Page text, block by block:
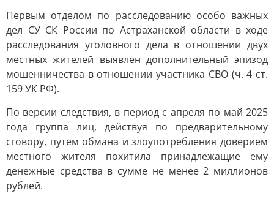
Первым отделом по расследованию особо важных
дел СУ СК России по Астраханской области в ходе
расследования уголовного дела в отношении двух
местных жителей выявлен дополнительный эпизод
мошенничества в отношении участника СВО (ч. 4 ст.
159 УК РФ).
По версии следствия, в период с апреля по май 2025
года группа лиц, действуя по предварительному
сговору, путем обмана и злоупотребления доверием
местного жителя похитила принадлежащие ему
денежные средства в сумме не менее 2 миллионов
рублей.